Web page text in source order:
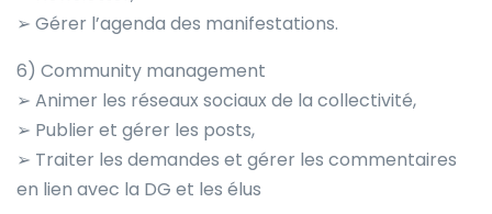
➢ Gérer l’agenda des manifestations.
6) Community management
➢ Animer les réseaux sociaux de la collectivité,
➢ Publier et gérer les posts,
➢ Traiter les demandes et gérer les commentaires
en lien avec la DG et les élus